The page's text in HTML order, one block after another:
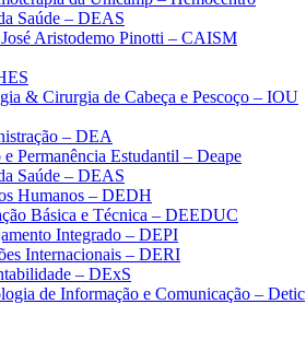
Saúde – DEAS
Aristodemo Pinotti – CAISM
& Cirurgia de Cabeça e Pescoço – IOU
– DEA
Permanência Estudantil – Deape
Saúde – DEAS
Humanos – DEDH
Básica e Técnica – DEEDUC
Integrado – DEPI
Internacionais – DERI
– DExS
de Informação e Comunicação – Detic